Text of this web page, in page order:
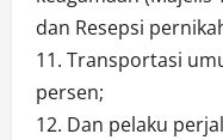
dan Resepsi
11. Transportasi
persen;
12. Dan pelaku